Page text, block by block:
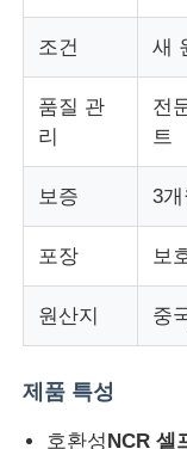
공장 투어
품질 관리
연락처
뉴스
견적 요청
조건 새
품질 관
리
전
트
보증 3개
포장 보
원산지 중
제품 특성
호환성NCR 셀